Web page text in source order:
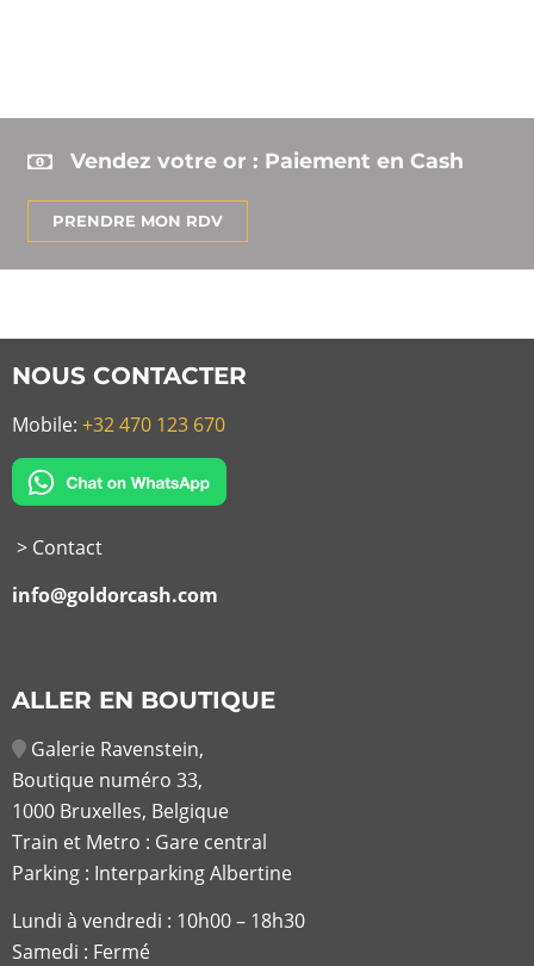
Vendez votre or : Paiement en Cash
PRENDRE MON RDV
NOUS CONTACTER
Mobile: +32 470 123 670
> Contact
info@goldorcash.com
ALLER EN BOUTIQUE
Galerie Ravenstein,
Boutique numéro 33,
1000 Bruxelles, Belgique
Train et Metro : Gare central
Parking : Interparking Albertine
Lundi à vendredi : 10h00 – 18h30
Samedi : Fermé